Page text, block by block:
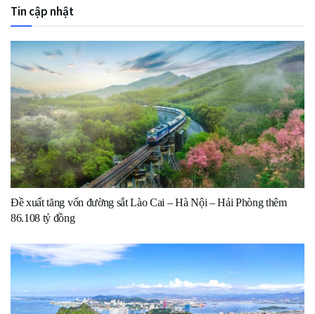
Tin cập nhật
Đề xuất tăng vốn đường sắt Lào Cai – Hà Nội – Hải Phòng thêm
86.108 tỷ đồng